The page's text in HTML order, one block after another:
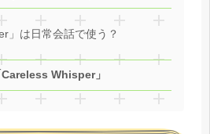
」は日常会話で使う？
Whisper」